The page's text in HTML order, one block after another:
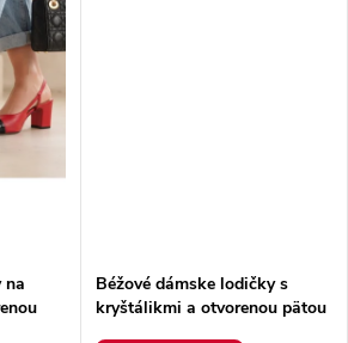
na
Béžové dámske lodičky s
kryštálikmi a otvorenou pätou